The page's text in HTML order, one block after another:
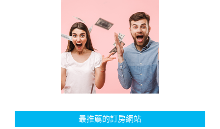
最推薦的訂房網站